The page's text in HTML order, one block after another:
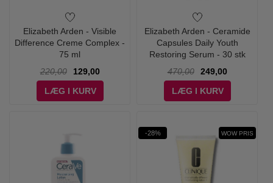
Elizabeth Arden - Visible
Difference Creme Complex -
75 ml
220,00
129,00
LÆG I KURV
Elizabeth Arden - Ceramide
Capsules Daily Youth
Restoring Serum - 30 stk
470,00
249,00
LÆG I KURV
-28% WOW PRIS